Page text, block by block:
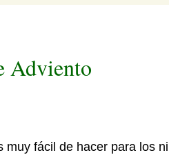
Adviento
muy fácil de hacer para los